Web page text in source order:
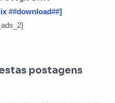
##download##]
postagens